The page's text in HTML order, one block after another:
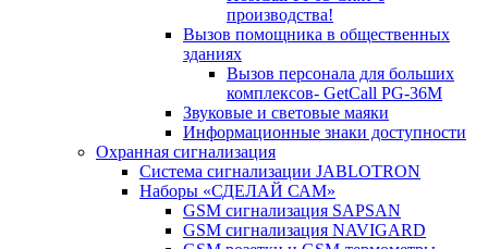
производства!
Вызов помощника в общественных
зданиях
Вызов персонала для больших
комплексов- GetCall PG-36M
Звуковые и световые маяки
Информационные знаки доступности
Охранная сигнализация
Система сигнализации JABLOTRON
Наборы «СДЕЛАЙ САМ»
GSM сигнализация SAPSAN
GSM сигнализация NAVIGARD